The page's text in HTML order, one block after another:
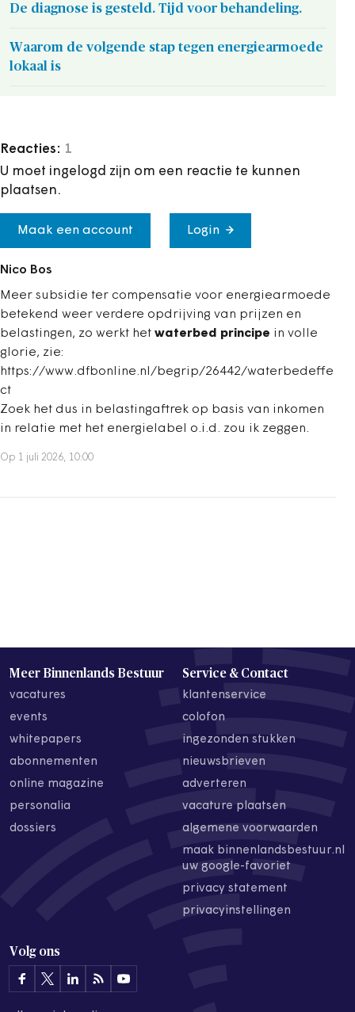
De diagnose is gesteld. Tijd voor behandeling.
Waarom de volgende stap tegen energiearmoede
lokaal is
Reacties: 1
U moet ingelogd zijn om een reactie te kunnen
plaatsen.
Maak een account Login
Nico Bos
Meer subsidie ter compensatie voor energiearmoede
betekend weer verdere opdrijving van prijzen en
belastingen, zo werkt het waterbed principe in volle
glorie, zie:
https://www.dfbonline.nl/begrip/26442/waterbedeffe
ct
Zoek het dus in belastingaftrek op basis van inkomen
in relatie met het energielabel o.i.d. zou ik zeggen.
Op 1 juli 2026, 10:00
Meer Binnenlands Bestuur
vacatures
events
whitepapers
abonnementen
online magazine
personalia
dossiers
Service & Contact
klantenservice
colofon
ingezonden stukken
nieuwsbrieven
adverteren
vacature plaatsen
algemene voorwaarden
maak binnenlandsbestuur.nl
uw google-favoriet
privacy statement
privacyinstellingen
Volg ons